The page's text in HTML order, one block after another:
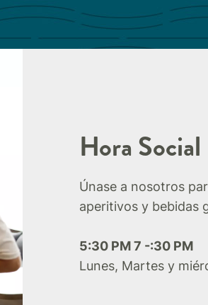
Hora Social
Únase a nosotros
aperitivos y bebidas
5:30 PM 7 -:30 PM
Lunes, Martes y